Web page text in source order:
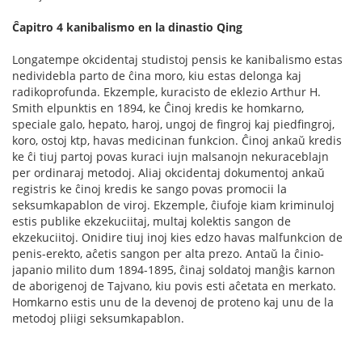
Ĉapitro 4 kanibalismo en la dinastio Qing
Longatempe okcidentaj studistoj pensis ke kanibalismo estas
nedividebla parto de ĉina moro, kiu estas delonga kaj
radikoprofunda. Ekzemple, kuracisto de eklezio Arthur H.
Smith elpunktis en 1894, ke Ĉinoj kredis ke homkarno,
speciale galo, hepato, haroj, ungoj de fingroj kaj piedfingroj,
koro, ostoj ktp, havas medicinan funkcion. Ĉinoj ankaŭ kredis
ke ĉi tiuj partoj povas kuraci iujn malsanojn nekuraceblajn
per ordinaraj metodoj. Aliaj okcidentaj dokumentoj ankaŭ
registris ke ĉinoj kredis ke sango povas promocii la
seksumkapablon de viroj. Ekzemple, ĉiufoje kiam kriminuloj
estis publike ekzekuciitaj, multaj kolektis sangon de
ekzekuciitoj. Onidire tiuj inoj kies edzo havas malfunkcion de
penis-erekto, aĉetis sangon per alta prezo. Antaŭ la ĉinio-
japanio milito dum 1894-1895, ĉinaj soldatoj manĝis karnon
de aborigenoj de Tajvano, kiu povis esti aĉetata en merkato.
Homkarno estis unu de la devenoj de proteno kaj unu de la
metodoj pliigi seksumkapablon.